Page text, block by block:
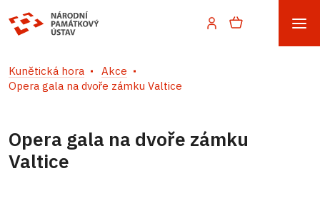
Kunětická hora
Akce
Opera gala na dvoře zámku Valtice
Opera gala na dvoře zámku
Valtice